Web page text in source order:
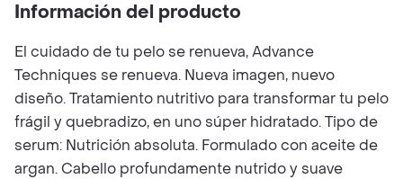
Información del producto
El cuidado de tu pelo se renueva, Advance
Techniques se renueva. Nueva imagen, nuevo
diseño. Tratamiento nutritivo para transformar tu pelo
frágil y quebradizo, en uno súper hidratado. Tipo de
serum: Nutrición absoluta. Formulado con aceite de
argan. Cabello profundamente nutrido y suave